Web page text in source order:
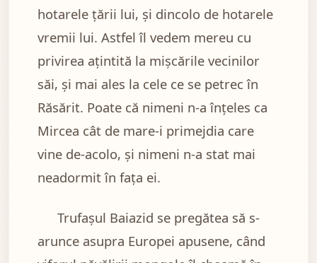
hotarele țării lui, și dincolo de hotarele
vremii lui. Astfel îl vedem mereu cu
privirea ațintită la mișcările vecinilor
săi, și mai ales la cele ce se petrec în
Răsărit. Poate că nimeni n-a înțeles ca
Mircea cât de mare-i primejdia care
vine de-acolo, și nimeni n-a stat mai
neadormit în fața ei.
Trufașul Baiazid se pregătea să s-
arunce asupra Europei apusene, când